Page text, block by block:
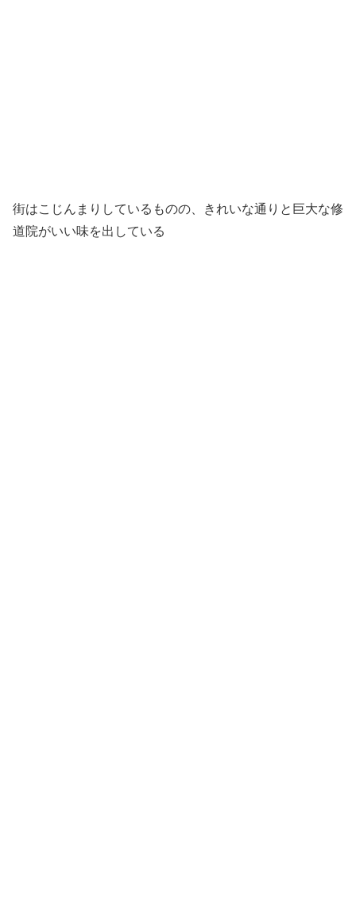
街はこじんまりしているものの、きれいな通りと巨大な修
道院がいい味を出している